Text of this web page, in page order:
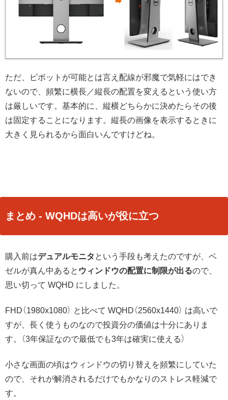
ただ、ピボットが可能とは言え配線が邪魔で気軽にはでき
ないので、頻繁に横長／縦長の配置を変えるという使い方
は厳しいです。基本的に、縦横どちらかに決めたらその後
は固定することになります。縦長の画像を表示するときに
大きく見られるから面白いんですけどね。
まとめ - WQHDは高いが役に立つ
購入前はデュアルモニタ という手段も考えたのですが、ベ
ゼルが真ん中あると ウィンドウの配置に制限が出るので、
思い切って WQHD にしました。
FHD（1980x1080） と比べて WQHD（2560x1440） は高いで
すが、長く使うものなので投資分の価値は十分にありま
す。（3年保証なので最低でも3年は確実に使える）
小さな画面の頃はウィンドウの切り替えを頻繁にしていた
ので、それが解消されるだけでもかなりのストレス軽減で
す。